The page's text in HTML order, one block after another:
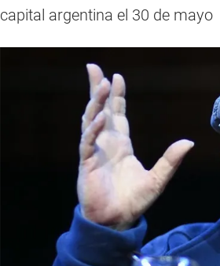
capital argentina el 30 de mayo